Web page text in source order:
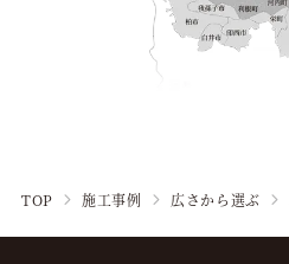
TOP 施工事例 広さから選ぶ